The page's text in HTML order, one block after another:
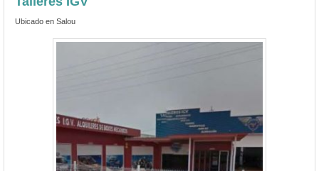
Ubicado en Salou